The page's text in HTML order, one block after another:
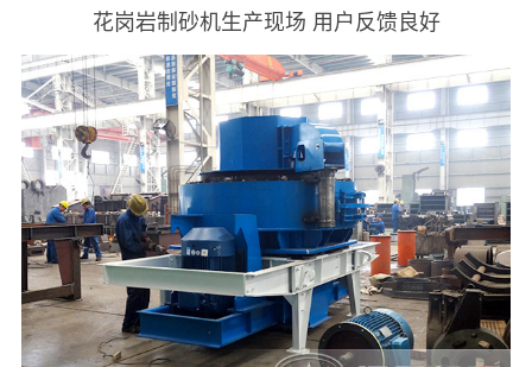
花岗岩制砂机生产现场 用户反馈良好